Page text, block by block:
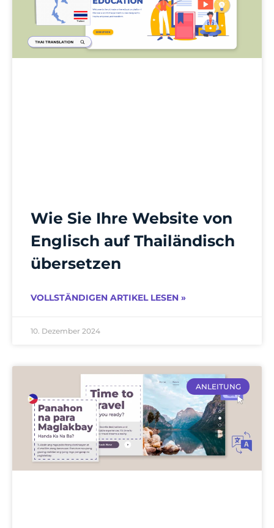
Wie Sie Ihre Website von
Englisch auf Thailändisch
übersetzen
VOLLSTÄNDIGEN ARTIKEL LESEN »
10. Dezember 2024
ANLEITUNG